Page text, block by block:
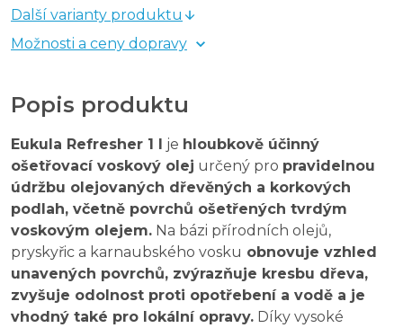
Další varianty produktu
Možnosti a ceny dopravy
Popis produktu
Eukula Refresher 1 l je hloubkově účinný
ošetřovací voskový olej určený pro pravidelnou
údržbu olejovaných dřevěných a korkových
podlah, včetně povrchů ošetřených tvrdým
voskovým olejem. Na bázi přírodních olejů,
pryskyřic a karnaubského vosku obnovuje vzhled
unavených povrchů, zvýrazňuje kresbu dřeva,
zvyšuje odolnost proti opotřebení a vodě a je
vhodný také pro lokální opravy. Díky vysoké